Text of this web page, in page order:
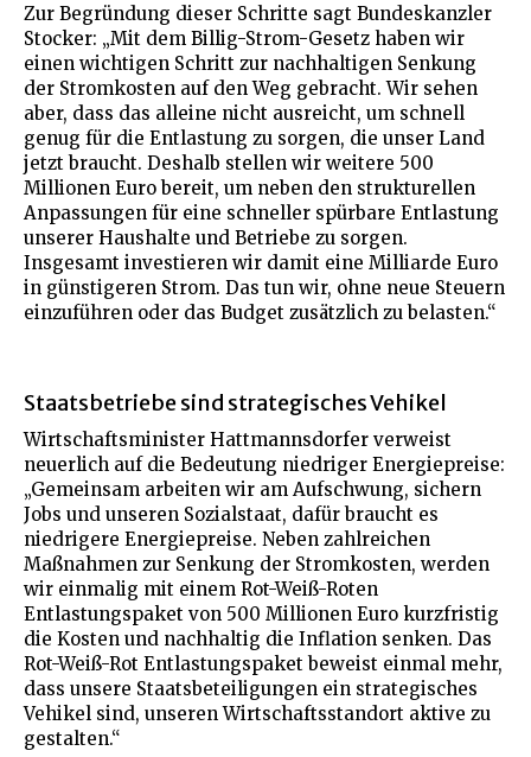
Zur Begründung dieser Schritte sagt Bundeskanzler
Stocker: „Mit dem Billig-Strom-Gesetz haben wir
einen wichtigen Schritt zur nachhaltigen Senkung
der Stromkosten auf den Weg gebracht. Wir sehen
aber, dass das alleine nicht ausreicht, um schnell
genug für die Entlastung zu sorgen, die unser Land
jetzt braucht. Deshalb stellen wir weitere 500
Millionen Euro bereit, um neben den strukturellen
Anpassungen für eine schneller spürbare Entlastung
unserer Haushalte und Betriebe zu sorgen.
Insgesamt investieren wir damit eine Milliarde Euro
in günstigeren Strom. Das tun wir, ohne neue Steuern
einzuführen oder das Budget zusätzlich zu belasten.“
Staatsbetriebe sind strategisches Vehikel
Wirtschaftsminister Hattmannsdorfer verweist
neuerlich auf die Bedeutung niedriger Energiepreise:
„Gemeinsam arbeiten wir am Aufschwung, sichern
Jobs und unseren Sozialstaat, dafür braucht es
niedrigere Energiepreise. Neben zahlreichen
Maßnahmen zur Senkung der Stromkosten, werden
wir einmalig mit einem Rot-Weiß-Roten
Entlastungspaket von 500 Millionen Euro kurzfristig
die Kosten und nachhaltig die Inflation senken. Das
Rot-Weiß-Rot Entlastungspaket beweist einmal mehr,
dass unsere Staatsbeteiligungen ein strategisches
Vehikel sind, unseren Wirtschaftsstandort aktive zu
gestalten.“